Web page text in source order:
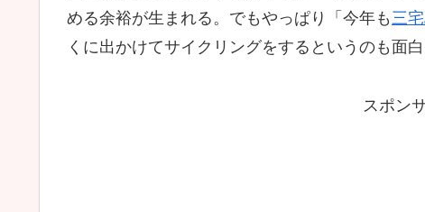
める余裕が生まれる。でもやっぱり「今年も三
くに出かけてサイクリングをするというのも面
スポン